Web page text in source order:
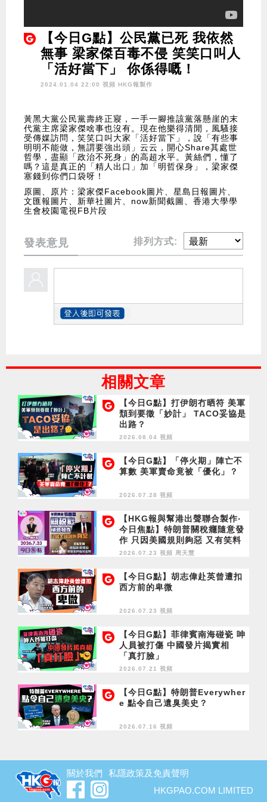
【今日G點】公民黨已死 我依然
無事 梁家傑百毒不侵 笑笑口叫人
「活好當下」 你係得嘅！
2024.01.04 22:00 視頻 HKG報製作
黃黑大黨公民黨壽終正寢，一手一腳推該黨落懸崖的末
代黨主席梁家傑啥事也沒有。現在他樂得清閒，風騷接
受傳媒訪問，笑笑口叫大家「活好當下」，說「有些事
明明不能做，無謂要強出頭」云云，開心Share其處世
哲學，盡顯「政治不死身」的高超水平。黃絲們，懂了
嗎？這是真正的「精人出口」加「明哲保身」，梁家傑
塞錢到你們口袋呀！
原圖、原片：梁家傑Facebook圖片、星島日報圖片、
文匯報圖片、新華社圖片、now新聞截圖、香港大學學
生會校園電視FB片段
發表意見 排列方式:
相關文章
【今日G點】打伊朗冇晒符 美軍
頹到要徵「妙計」 TACO妥協是
出路？
2026.08.04 視頻
【今日G點】「停火期」陣亡不
算數 美軍賣命竟被「優化」？
2026.07.28 視頻
【HKG報與幫港出聲聯合製作‧
今日焦點】特朗普關稅癮隨意發
作 只因美國規則夠惡 又有笑料
出獄赴英尋庇 英曾扣押極致羞
2026.07.23 視頻 周天慧
【今日G點】胡志偉赴英曾遭扣
西方前的卑微
2026.07.23 視頻
【今日G點】菲律賓南海碰瓷 呻
人員被打傷 中國發片揭實相
「真打臉」
2026.07.21 視頻
【今日G點】特朗普Everywher
e 點令自己遺臭美史？
2026.07.16 視頻
關於我們
私隱政策及免責聲明
HKGPAO.COM LIMITED